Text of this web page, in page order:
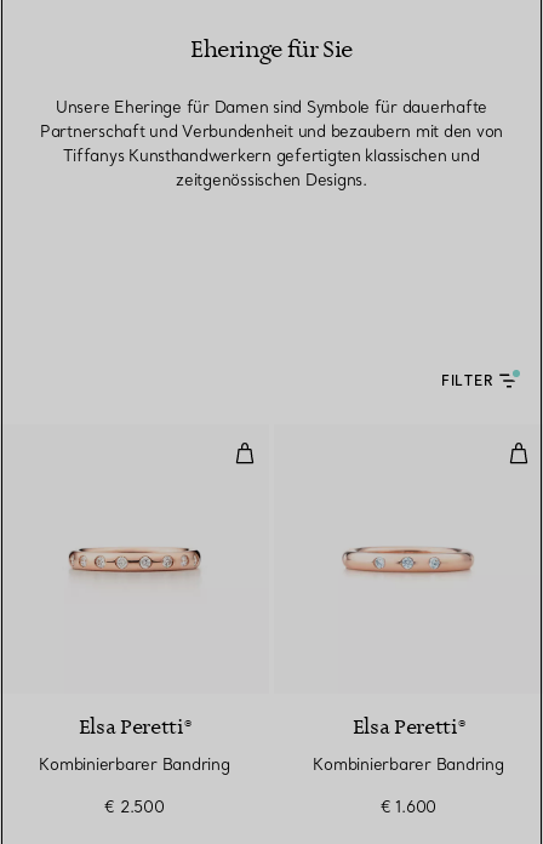
Eheringe für Sie
Unsere Eheringe für Damen sind Symbole für dauerhafte
Partnerschaft und Verbundenheit und bezaubern mit den von
Tiffanys Kunsthandwerkern gefertigten klassischen und
zeitgenössischen Designs.
FILTER
Kombinierbarer Bandring
Elsa Peretti®
Kombinierbarer Bandring
€ 2.500
Elsa Peretti®
Kombinierbarer Bandring
€ 1.600